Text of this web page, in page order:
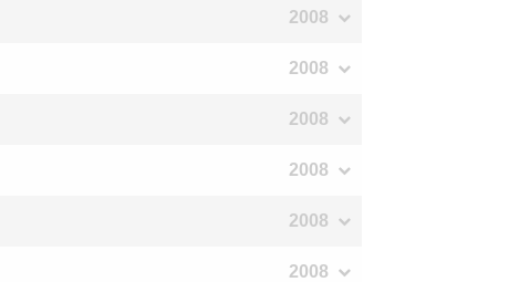
2008
2008
2008
2008
2008
2008